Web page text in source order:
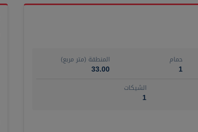
حمام
1
المنطقة (متر مربع)
33.00
الشيكات
1